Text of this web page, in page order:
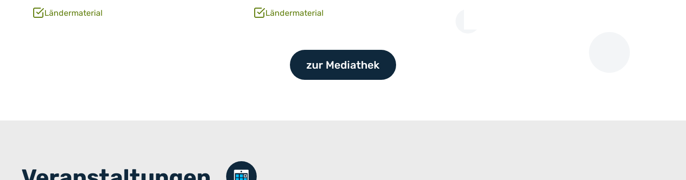
Ländermaterial Ländermaterial
zur Mediathek